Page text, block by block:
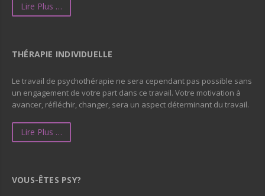
Lire Plus …
THÉRAPIE INDIVIDUELLE
Le travail de psychothérapie ne sera cependant pas possible sans
un engagement de votre part dans ce travail. Votre motivation à
avancer, réfléchir, changer, sera un aspect déterminant du travail.
Lire Plus …
VOUS-ÊTES PSY?